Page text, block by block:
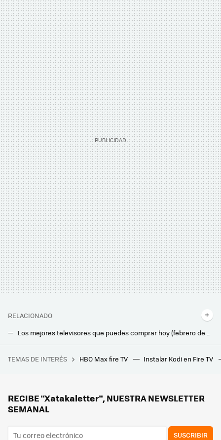
RELACIONADO
Qué fue de las teles Super OLED de Samsung: una tecnología que la compañía abandonó para dejarle el pastel a LG
La película de superhéroes más taquillera de la historia vuelve a los cines para repetir el éxito con una versión más larga
TEMAS DE INTERÉS HBO Max fire TV Instalar Kodi en Fire TV
RECIBE "Xatakaletter", NUESTRA NEWSLETTER
SEMANAL
SUSCRIBIR